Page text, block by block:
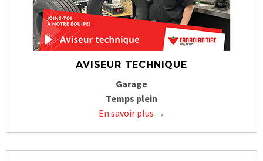
AVISEUR TECHNIQUE
Garage
Temps plein
En savoir plus